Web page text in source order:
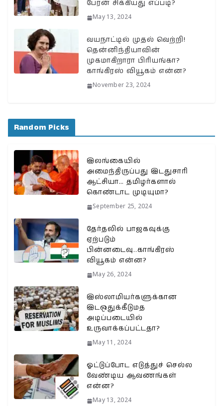
பேரன் சிக்கியது எப்படி?
May 13, 2024
வயநாட்டில் முதல் வெற்றி!
தென்னிந்தியாவின்
முகமாகிறாரா பிரியங்கா?
காங்கிரஸ் வியூகம் என்ன?
November 23, 2024
Random Picks
இலங்கையில்
அமைந்திருப்பது இடதுசாரி
ஆட்சியா… தமிழர்களால்
கொண்டாட முடியுமா?
September 25, 2024
தேர்தலில் பாஜகவுக்கு
ஏற்படும்
பின்னடைவு..காங்கிரஸ்
வியூகம் என்ன?
May 26, 2024
இஸ்லாமியர்களுக்கான
இடஒதுக்கீடுமத
அடிப்படையில்
உருவாக்கப்பட்டதா?
May 11, 2024
ஓட்டுப்போட எடுத்துச் செல்ல
வேண்டிய ஆவணங்கள்
என்ன?
May 13, 2024